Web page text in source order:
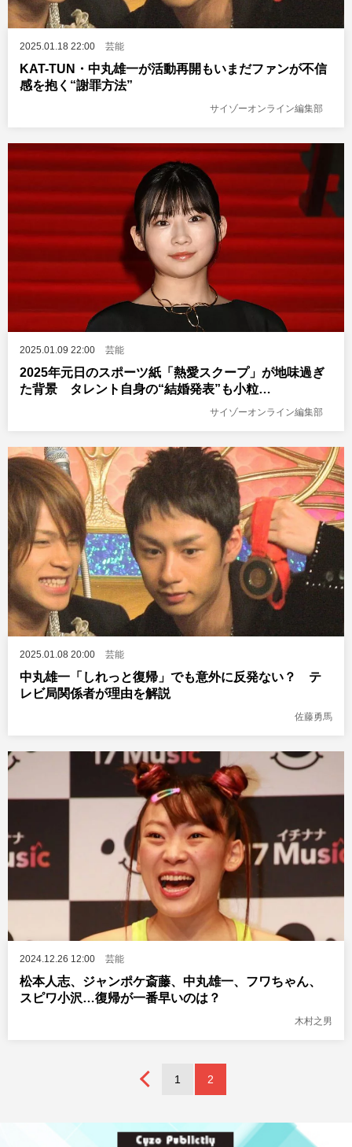
2025.01.18 22:00 芸能
KAT-TUN・中丸雄一が活動再開もいまだファンが不信
感を抱く“謝罪方法”
サイゾーオンライン編集部
2025.01.09 22:00 芸能
2025年元日のスポーツ紙「熱愛スクープ」が地味過ぎ
た背景 タレント自身の“結婚発表”も小粒…
サイゾーオンライン編集部
2025.01.08 20:00 芸能
中丸雄一「しれっと復帰」でも意外に反発ない？ テ
レビ局関係者が理由を解説
佐藤勇馬
2024.12.26 12:00 芸能
松本人志、ジャンポケ斎藤、中丸雄一、フワちゃん、
スピワ小沢…復帰が一番早いのは？
木村之男
1 2